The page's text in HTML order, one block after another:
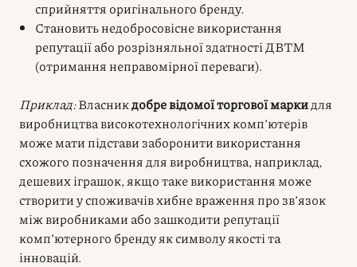
сприйняття оригінального бренду.
Становить недобросовісне використання
репутації або розрізняльної здатності ДВТМ
(отримання неправомірної переваги).
Приклад:Власникдобре відомої торгової маркидля
виробництва високотехнологічних комп’ютерів
може мати підстави заборонити використання
схожого позначення для виробництва, наприклад,
дешевих іграшок, якщо таке використання може
створити у споживачів хибне враження про зв’язок
між виробниками або зашкодити репутації
комп’ютерного бренду як символу якості та
інновацій.